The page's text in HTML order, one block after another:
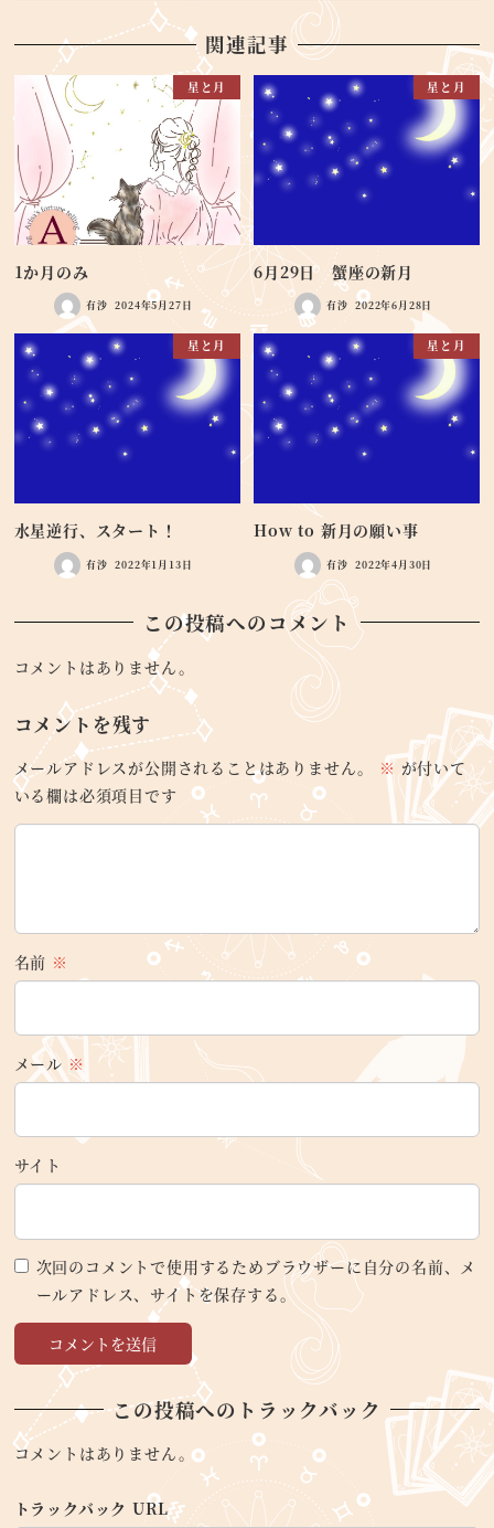
関連記事
星と月
1か月のみ
有沙 2024年5月27日
星と月
6月29日 蟹座の新月
有沙 2022年6月28日
星と月
水星逆行、スタート！
有沙 2022年1月13日
星と月
How to 新月の願い事
有沙 2022年4月30日
この投稿へのコメント
コメントはありません。
コメントを残す
メールアドレスが公開されることはありません。 ※が付いて
いる欄は必須項目です
名前 ※
メール※
サイト
次回のコメントで使用するためブラウザーに自分の名前、メ
ールアドレス、サイトを保存する。
この投稿へのトラックバック
コメントはありません。
トラックバック URL